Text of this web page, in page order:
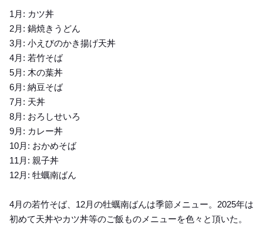
1月: カツ丼
2月: 鍋焼きうどん
3月: 小えびのかき揚げ天丼
4月: 若竹そば
5月: 木の葉丼
6月: 納豆そば
7月: 天丼
8月: おろしせいろ
9月: カレー丼
10月: おかめそば
11月: 親子丼
12月: 牡蠣南ばん
4月の若竹そば、12月の牡蠣南ばんは季節メニュー。2025年は
初めて天丼やカツ丼等のご飯ものメニューを色々と頂いた。